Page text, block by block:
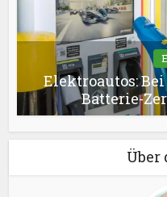
Elektroautos:
Batterie-
Über